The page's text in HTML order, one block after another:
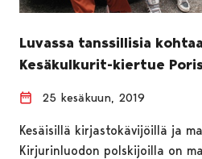
Luvassa tanssillisia
Kesäkulkurit-kiertue
25 kesäkuun, 2019
Kesäisillä kirjastokävijöillä ja
Kirjurinluodon polskijoilla on